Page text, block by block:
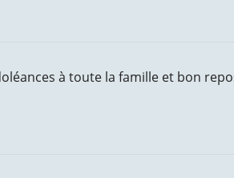
à toute la famille et bon